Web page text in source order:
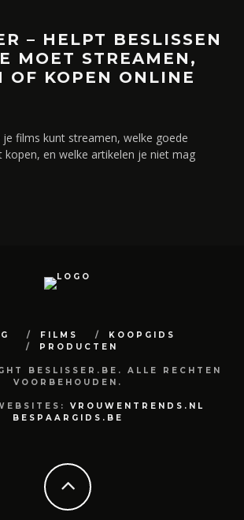
– HELPT BESLISSEN
MOET STREAMEN,
OF KOPEN ONLINE
je films kunt streamen, welke goede
en welke artikelen je niet mag
FILMS
KOOPGIDS
PRODUCTEN
BESLISSER.BE. ALLE RECHTEN
VOORBEHOUDEN.
VROUWENTRENDS.NL
BESPAARGIDS.BE